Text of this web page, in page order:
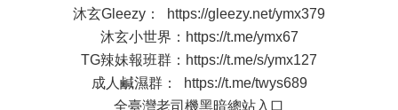
沐玄Gleezy：
https://gleezy.net/ymx379
沐玄小世界： https://t.me/ymx67
TG辣妹報班群： https://t.me/s/ymx127
成人鹹濕群：
https://t.me/twys689
全臺灣老司機黑暗總站入口